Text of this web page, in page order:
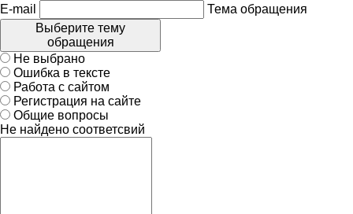
E-mail
Тема обращения
Выберите тему
обращения
Не выбрано
Ошибка в тексте
Работа с сайтом
Регистрация на сайте
Общие вопросы
Не найдено соответсвий